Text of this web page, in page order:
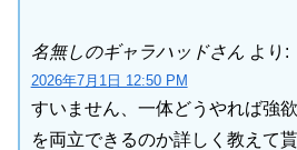
名無しのギャラハッドさん より:
2026年7月1日 12:50 PM
すいません、一体どうやれば強
を両立できるのか詳しく教えて